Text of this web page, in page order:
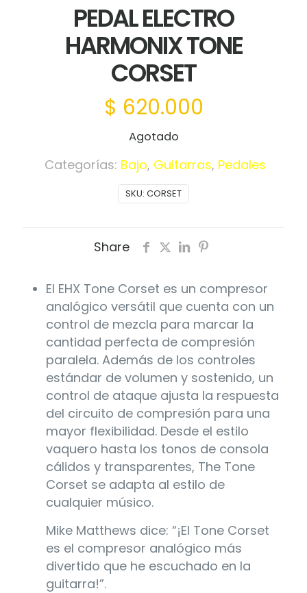
PEDAL ELECTRO
HARMONIX TONE
CORSET
$ 620.000
Agotado
SKU: CORSET
Categorías: Bajo, Guitarras, Pedales
Share
El EHX Tone Corset es un compresor
analógico versátil que cuenta con un
control de mezcla para marcar la
cantidad perfecta de compresión
paralela. Además de los controles
estándar de volumen y sostenido, un
control de ataque ajusta la respuesta
del circuito de compresión para una
mayor flexibilidad. Desde el estilo
vaquero hasta los tonos de consola
cálidos y transparentes, The Tone
Corset se adapta al estilo de
cualquier músico.
Mike Matthews dice: “¡El Tone Corset
es el compresor analógico más
divertido que he escuchado en la
guitarra!”.